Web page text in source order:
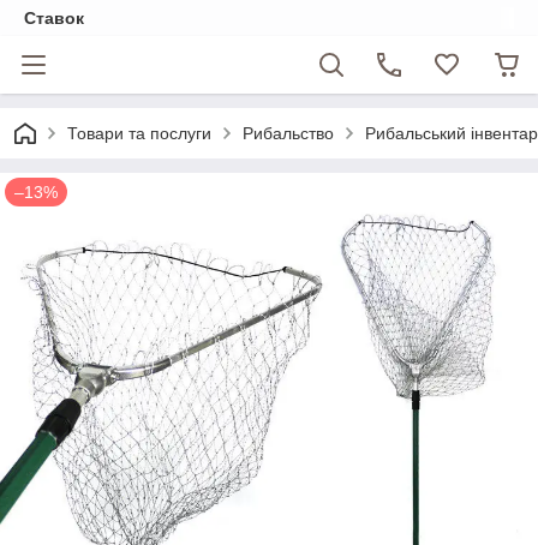
Ставок
Товари та послуги Рибальство Рибальський інвентар
–13%